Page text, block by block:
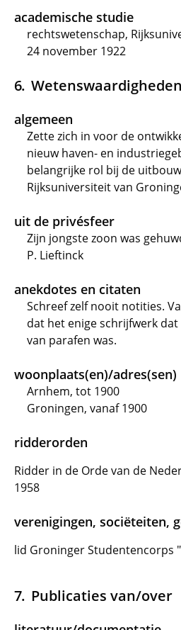
academische studie
rechtswetenschap,
24 november 1922
Wetenswaardigheden
algemeen
Zette zich in voor de
nieuw haven- en
belangrijke rol bij de
Rijksuniversiteit van
uit de privésfeer
Zijn jongste zoon was
P. Lieftinck
anekdotes en citaten
Schreef zelf nooit notities.
dat het enige schrijfwerk
van parafen was.
woonplaats(en)/adres(sen)
Arnhem, tot 1900
Groningen, vanaf 1900
ridderorden
Ridder in de Orde van de
1958
verenigingen, sociëteiten,
lid Groninger Studentencorps
Publicaties van/over